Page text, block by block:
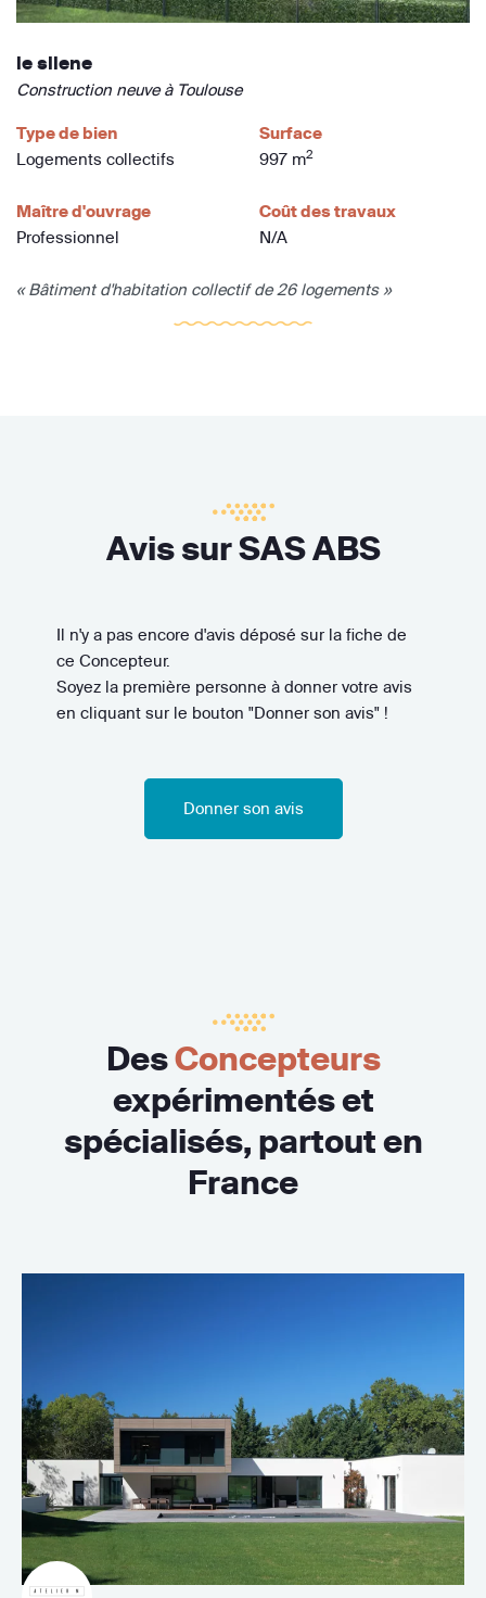
le silene
Construction neuve à Toulouse
Type de bien
Logements collectifs
Surface
997 m2
Maître d'ouvrage
Professionnel
Coût des travaux
N/A
« Bâtiment d'habitation collectif de 26 logements »
Avis sur SAS ABS
Il n'y a pas encore d'avis déposé sur la fiche de
ce Concepteur.
Soyez la première personne à donner votre avis
en cliquant sur le bouton "Donner son avis" !
Donner son avis
DesConcepteurs
expérimentés et
spécialisés, partout en
France